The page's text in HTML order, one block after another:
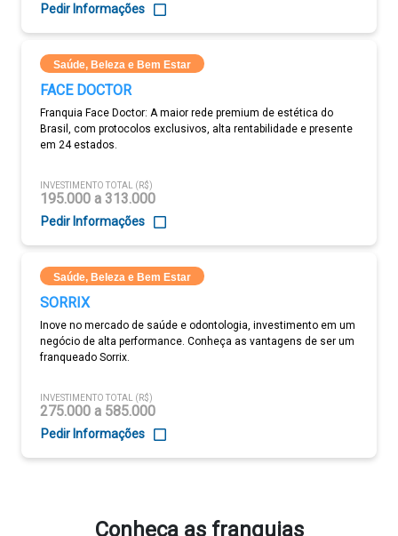
Pedir Informações
Saúde, Beleza e Bem Estar
FACE DOCTOR
Franquia Face Doctor: A maior rede premium de estética do
Brasil, com protocolos exclusivos, alta rentabilidade e presente
em 24 estados.
INVESTIMENTO TOTAL (R$)
195.000 a 313.000
Pedir Informações
Saúde, Beleza e Bem Estar
SORRIX
Inove no mercado de saúde e odontologia, investimento em um
negócio de alta performance. Conheça as vantagens de ser um
franqueado Sorrix.
INVESTIMENTO TOTAL (R$)
275.000 a 585.000
Pedir Informações
Conheça as franquias